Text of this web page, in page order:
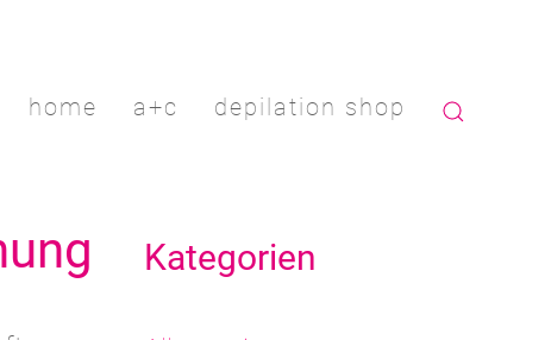
home a+c depilation shop
Kategorien